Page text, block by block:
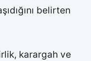
belirten
karargah ve